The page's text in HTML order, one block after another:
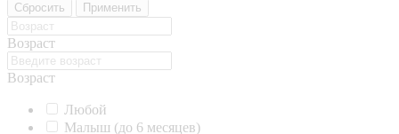
Сбросить Применить
Возраст
Возраст
Любой
Малыш (до 6 месяцев)